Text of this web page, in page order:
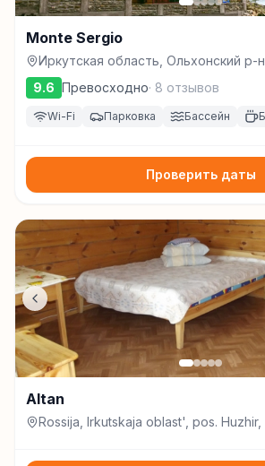
Monte Sergio
Иркутская область, Ольхонский р-
рыбзаводская 2а, Шида
9.6 Превосходно· 8 отзывов
Wi-Fi Парковка Бассейн
Проверить даты
Altan
Rossija, Irkutskaja oblast', pos.